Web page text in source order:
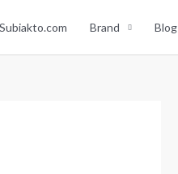
Subiakto.com Brand Blog